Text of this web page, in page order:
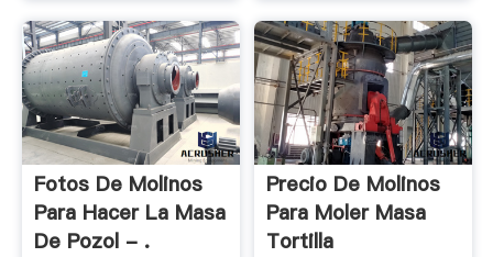
Fotos De Molinos
Para Hacer La Masa
De Pozol - .
Precio De Molinos
Para Moler Masa
Tortilla